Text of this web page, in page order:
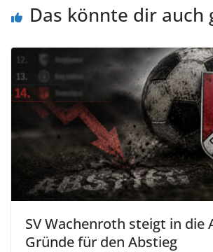
Das könnte dir auch
SV Wachenroth steigt in die
Gründe für den Abstieg